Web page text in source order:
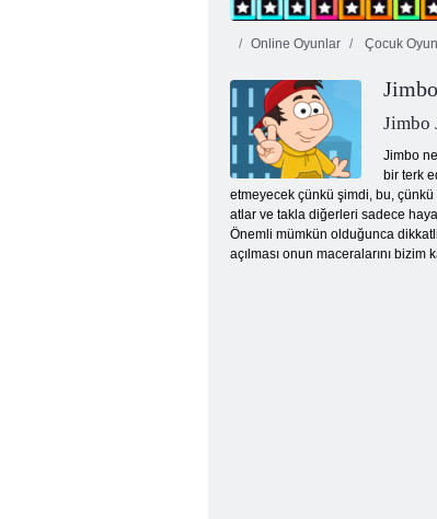
Renkli bloklar
Online Oyunlar Çocuk
Jimbo
Jimbo
bir terk
etmeyecek çünkü şimdi, bu, çünkü
atlar ve takla diğerleri sadece
Önemli mümkün olduğunca
açılması onun maceralarını